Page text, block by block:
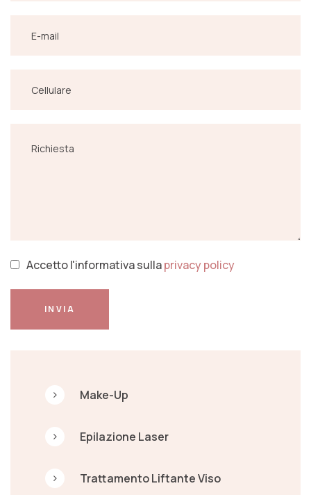
Accetto l'informativa sullaprivacy policy
INVIA
Make-Up
Epilazione Laser
Trattamento Liftante Viso